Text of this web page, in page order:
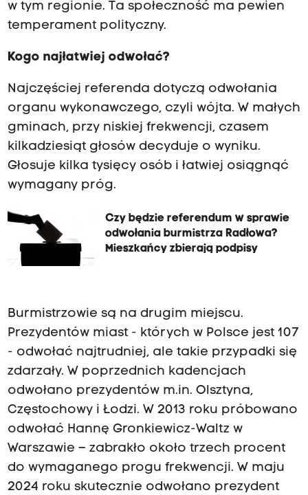
w tym regionie. Ta społeczność ma pewien
temperament polityczny.
Kogo najłatwiej odwołać?
Najczęściej referenda dotyczą odwołania
organu wykonawczego, czyli wójta. W małych
gminach, przy niskiej frekwencji, czasem
kilkadziesiąt głosów decyduje o wyniku.
Głosuje kilka tysięcy osób i łatwiej osiągnąć
wymagany próg.
Czy będzie referendum w sprawie
odwołania burmistrza Radłowa?
Mieszkańcy zbierają podpisy
Burmistrzowie są na drugim miejscu.
Prezydentów miast - których w Polsce jest 107
- odwołać najtrudniej, ale takie przypadki się
zdarzały. W poprzednich kadencjach
odwołano prezydentów m.in. Olsztyna,
Częstochowy i Łodzi. W 2013 roku próbowano
odwołać Hannę Gronkiewicz-Waltz w
Warszawie – zabrakło około trzech procent
do wymaganego progu frekwencji. W maju
2024 roku skutecznie odwołano prezydent